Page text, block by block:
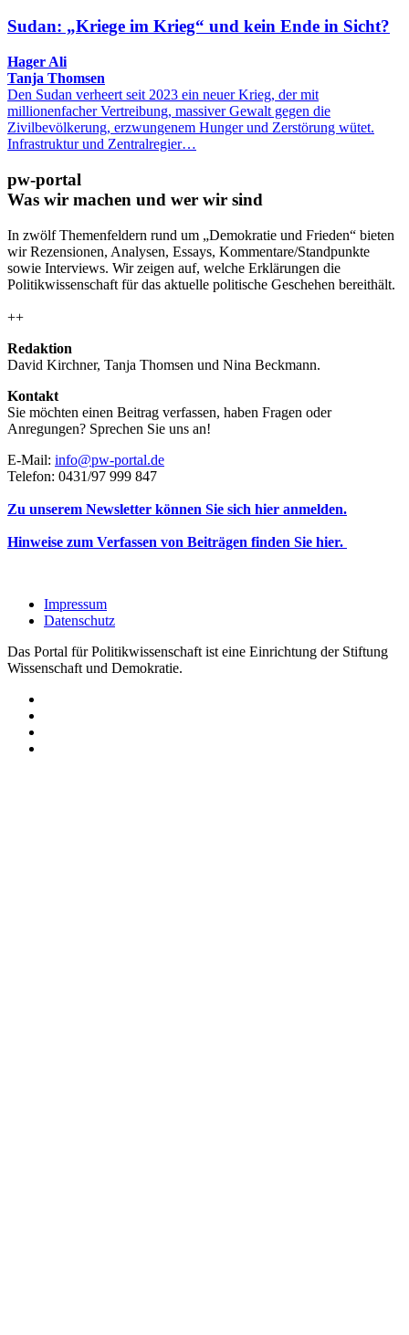
Sudan: „Kriege im Krieg“ und kein Ende in Sicht?
Hager Ali
Tanja Thomsen
Den Sudan verheert seit 2023 ein neuer Krieg, der mit
millionenfacher Vertreibung, massiver Gewalt gegen die
Zivilbevölkerung, erzwungenem Hunger und Zerstörung wütet.
Infrastruktur und Zentralregier…
pw-portal
Was wir machen und wer wir sind
In zwölf Themenfeldern rund um „Demokratie und Frieden“ bieten
wir Rezensionen, Analysen, Essays, Kommentare/Standpunkte
sowie Interviews. Wir zeigen auf, welche Erklärungen die
Politikwissenschaft für das aktuelle politische Geschehen bereithält.
++
Redaktion
David Kirchner, Tanja Thomsen und Nina Beckmann.
Kontakt
Sie möchten einen Beitrag verfassen, haben Fragen oder
Anregungen? Sprechen Sie uns an!
E-Mail: info@pw-portal.de
Telefon: 0431/97 999 847
Zu unserem Newsletter können Sie sich hier anmelden.
Hinweise zum Verfassen von Beiträgen finden Sie hier.
Impressum
Datenschutz
Das Portal für Politikwissenschaft ist eine Einrichtung der Stiftung
Wissenschaft und Demokratie.